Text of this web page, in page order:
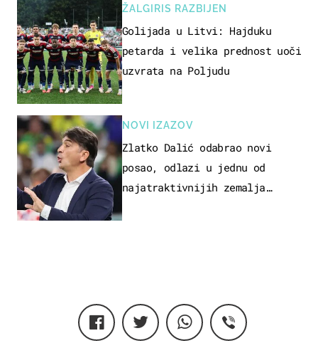
ŽALGIRIS RAZBIJEN
Golijada u Litvi: Hajduku
petarda i velika prednost uoči
uzvrata na Poljudu
NOVI IZAZOV
Zlatko Dalić odabrao novi
posao, odlazi u jednu od
najatraktivnijih zemalja